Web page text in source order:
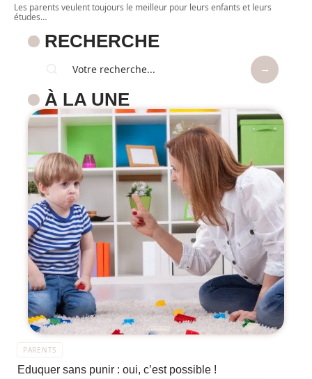
Les parents veulent toujours le meilleur pour leurs enfants et leurs
études…
RECHERCHE
À LA UNE
PARENTS
Eduquer sans punir : oui, c’est possible !